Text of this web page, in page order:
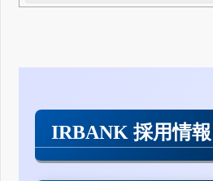
IRBANK 採用情報